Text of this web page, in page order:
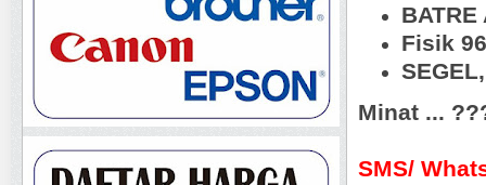
BATRE
Fisik
Minat ...
SMS/